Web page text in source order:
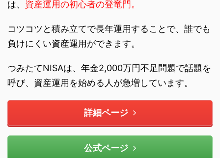
は、 資産運用の初心者の登竜門。
コツコツと積み立てで長年運用することで、誰でも
負けにくい資産運用ができます。
つみたてNISAは、年金2,000万円不足問題で話題を
呼び、資産運用を始める人が急増しています。
詳細ページ
公式ページ